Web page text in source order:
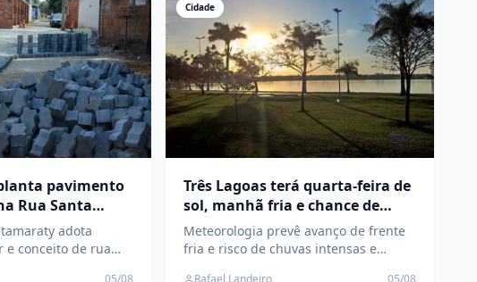
pavimento
Rua Santa
Três Lagoas
adota
e conceito de rua
Cidade
Três Lagoas terá quarta-feira de
sol, manhã fria e chance de
temporais a partir de quinta
Meteorologia prevê avanço de frente
fria e risco de chuvas intensas e